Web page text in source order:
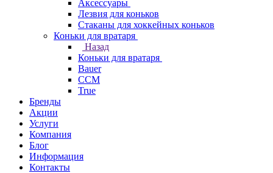
Аксессуары
Лезвия для коньков
Стаканы для хоккейных коньков
Коньки для вратаря
Назад
Коньки для вратаря
Bauer
CCM
True
Бренды
Акции
Услуги
Компания
Блог
Информация
Контакты